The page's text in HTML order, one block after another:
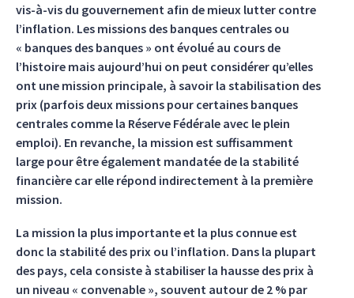
vis-à-vis du gouvernement afin de mieux lutter contre
l’inflation. Les missions des banques centrales ou
« banques des banques » ont évolué au cours de
l’histoire mais aujourd’hui on peut considérer qu’elles
ont une mission principale, à savoir la stabilisation des
prix (parfois deux missions pour certaines banques
centrales comme la Réserve Fédérale avec le plein
emploi). En revanche, la mission est suffisamment
large pour être également mandatée de la stabilité
financière car elle répond indirectement à la première
mission.
La mission la plus importante et la plus connue est
donc la stabilité des prix ou l’inflation. Dans la plupart
des pays, cela consiste à stabiliser la hausse des prix à
un niveau « convenable », souvent autour de 2 % par